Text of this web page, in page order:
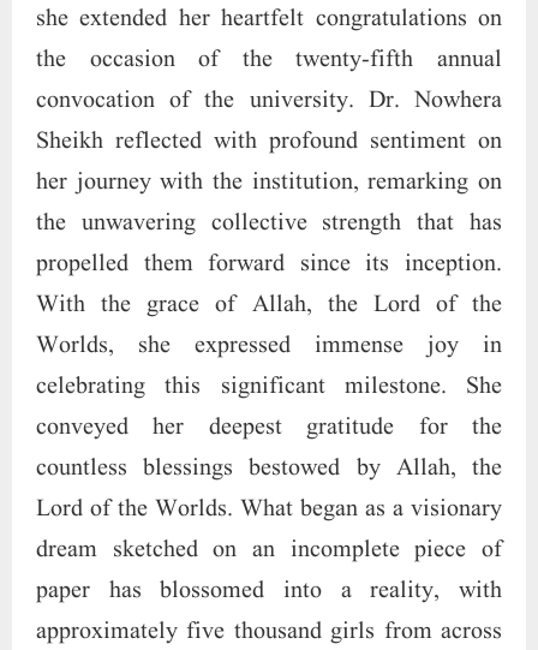
she extended her heartfelt congratulations on
the occasion of the twenty-fifth annual
convocation of the university. Dr. Nowhera
Sheikh reflected with profound sentiment on
her journey with the institution, remarking on
the unwavering collective strength that has
propelled them forward since its inception.
With the grace of Allah, the Lord of the
Worlds, she expressed immense joy in
celebrating this significant milestone. She
conveyed her deepest gratitude for the
countless blessings bestowed by Allah, the
Lord of the Worlds. What began as a visionary
dream sketched on an incomplete piece of
paper has blossomed into a reality, with
approximately five thousand girls from across